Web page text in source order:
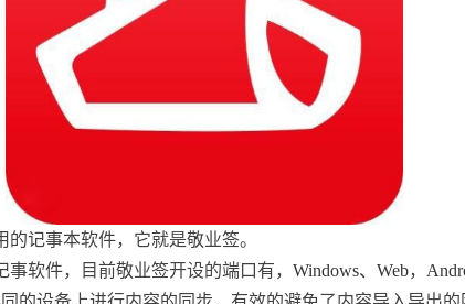
记事本软件，它就是敬业签。
软件，目前敬业签开设的端口有， Windows、Web，